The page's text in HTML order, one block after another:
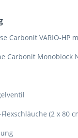
Carbonit VARIO-HP
Carbonit Monoblock
(2 x 80